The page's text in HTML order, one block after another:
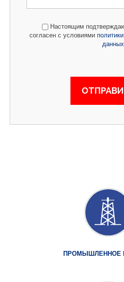
Настоящим
согласен с условиями
данных
ПРОМЫШЛЕННОЕ